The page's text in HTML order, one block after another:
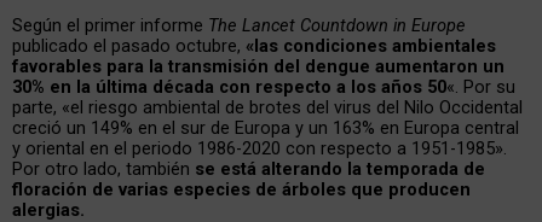
Según el primer informe The Lancet Countdown in Europe
publicado el pasado octubre, «las condiciones ambientales
favorables para la transmisión del dengue aumentaron un
30% en la última década con respecto a los años 50«. Por su
parte, «el riesgo ambiental de brotes del virus del Nilo Occidental
creció un 149% en el sur de Europa y un 163% en Europa central
y oriental en el periodo 1986-2020 con respecto a 1951-1985».
Por otro lado, también se está alterando la temporada de
floración de varias especies de árboles que producen
alergias.